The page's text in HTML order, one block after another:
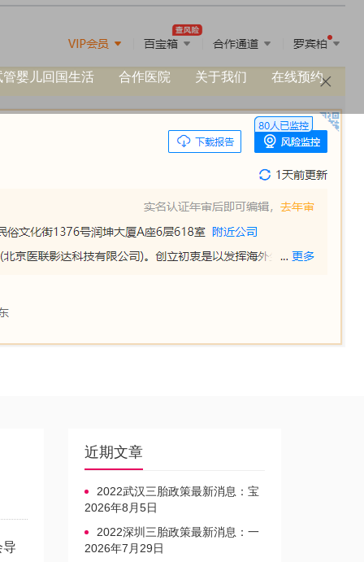
管婴儿回国生活 合作医院 关于我们 在线预约
导
近期文章
2022武汉三胎政策最新消息：宝
宝上户口不再罚款
2026年8月5日
2022深圳三胎政策最新消息：一
文读懂上户口是否罚款
2026年7月29日